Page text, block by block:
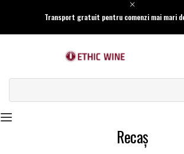
Transport gratuit pentru comenzi mai mari
Recaș